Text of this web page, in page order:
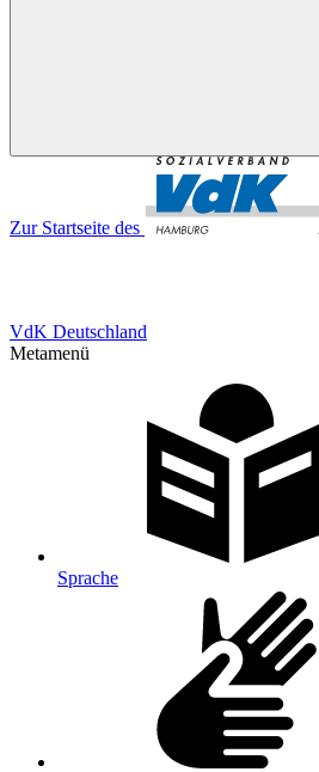
Zur Startseite des
VdK Deutschland
Metamenü
Sprache